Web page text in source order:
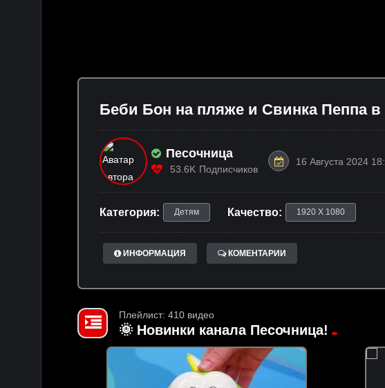
Беби Бон на пляже и Свинка Пеппа
Песочница
53.6K Подписчиков
16 Августа 2024
Категория: Детям Качество: 1920 X 1080
ИНФОРМАЦИЯ КОМЕНТАРИИ
Плейлист: 410 видео
🌞 Новинки канала Песочница!